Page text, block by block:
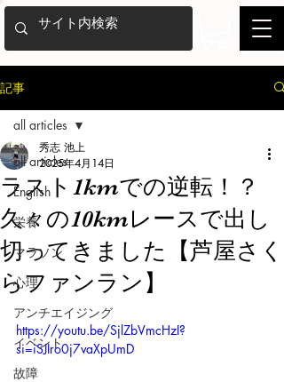
記事
all articles
English
栄養
マラソン
心理
アンチエイジング
イベント
故障
all articles
ラスト1kmでの逆転！？
久々の10kmレースで出し
切ってきました【芦屋さく
らファンラン】
秀志 池上
2025年4月14日
https://youtu.be/SjlZbVmcHzI?
si=iSJIro0j7vaXpUmD